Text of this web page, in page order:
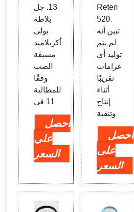
13. جل
بلاطة
بولي
أكريلاميد
مسبقة
الصب
وفقًا
للمطالبة
11 في
احصل
على
السعر
Reten
520.
تبين أنه
لم يتم
توليد أي
غرامات
تقريبًا
أثناء
إنتاج
وتنقية
احصل
على
السعر